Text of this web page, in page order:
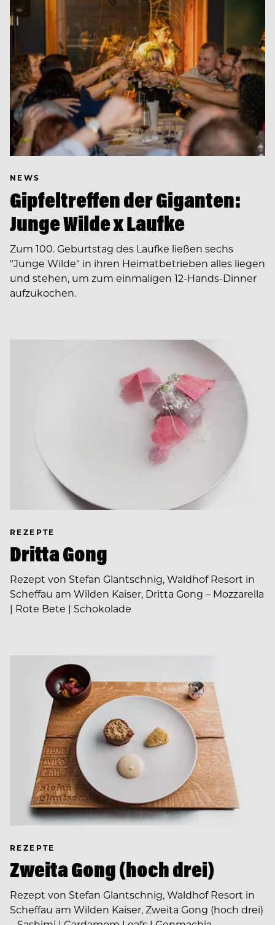
NEWS
Gipfeltreffen der Giganten:
Junge Wilde x Laufke
Zum 100. Geburtstag des Laufke ließen sechs
"Junge Wilde" in ihren Heimatbetrieben alles liegen
und stehen, um zum einmaligen 12-Hands-Dinner
aufzukochen.
REZEPTE
Dritta Gong
Rezept von Stefan Glantschnig, Waldhof Resort in
Scheffau am Wilden Kaiser, Dritta Gong – Mozzarella
| Rote Bete | Schokolade
REZEPTE
Zweita Gong (hoch drei)
Rezept von Stefan Glantschnig, Waldhof Resort in
Scheffau am Wilden Kaiser, Zweita Gong (hoch drei)